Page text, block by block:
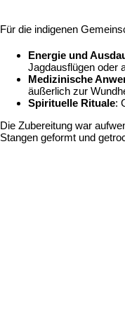
Für die indigenen
Energie und
Jagdausflügen oder
Medizinische
äußerlich zur
Spirituelle Rituale:
Die Zubereitung war
Stangen geformt und